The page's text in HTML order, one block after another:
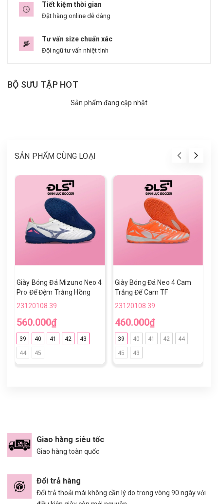
Tiết kiệm thời gian
Đặt hàng online dễ dàng
Tư vấn size chuẩn xác
Đội ngũ tư vấn nhiệt tình
BỘ SƯU TẬP HOT
Sản phẩm đang cập nhật
SẢN PHẨM CÙNG LOẠI
Giày Bóng Đá Mizuno Neo 4
Pro Đế Đệm Trắng Hồng
Xanh Navy TF
23120108.39
560.000₫
39 40 41 42 43
44 45
Giày Bóng Đá Neo 4 Cam
Trắng Đế Cam TF
23120108.39
460.000₫
39 40 41 42 44
45 43
Giao hàng siêu tốc
Giao hàng toàn quốc
Đổi trả hàng
Đổi trả thoải mái không cần lý do trong vòng 90 ngày với